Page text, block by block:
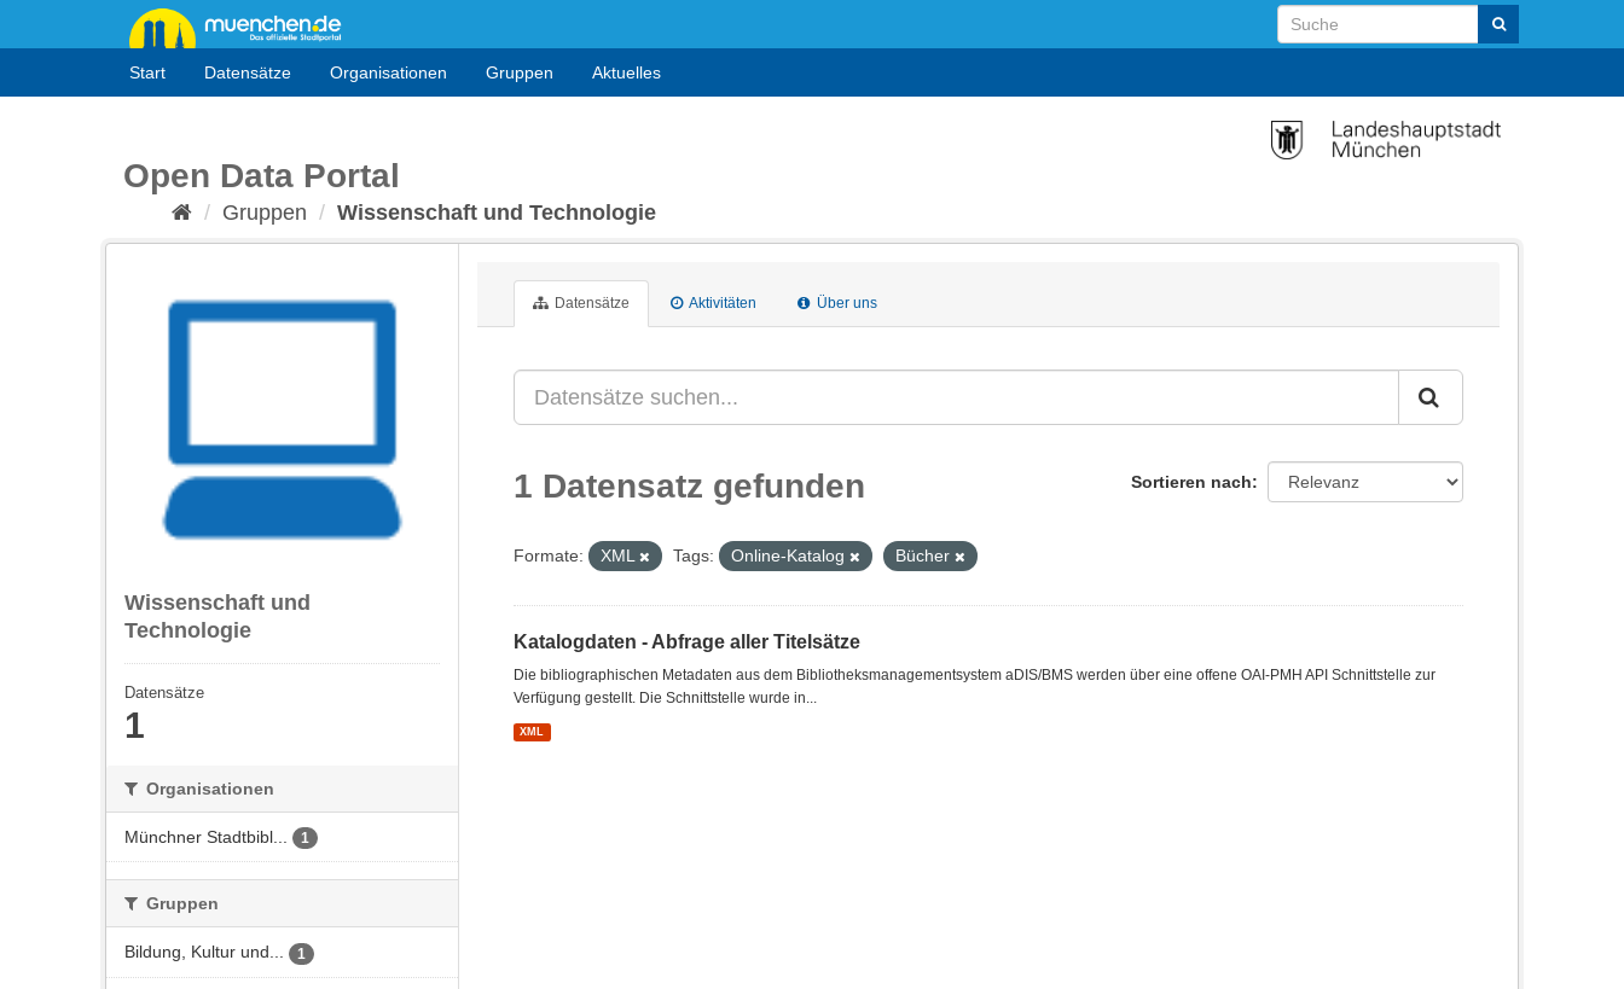
Start Datensätze Organisationen Gruppen Aktuelles
Open Data Portal
Gruppen Wissenschaft und Technologie
Wissenschaft und
Technologie
Datensätze
1
Organisationen
Münchner Stadtbibl... 1
Gruppen
Bildung, Kultur und... 1
Datensätze Aktivitäten Über uns
Sortieren nach
1 Datensatz gefunden
Formate: XML Tags: Online-Katalog Bücher
Katalogdaten - Abfrage aller Titelsätze
Die bibliographischen Metadaten aus dem Bibliotheksmanagementsystem aDIS/BMS werden über eine offene OAI-PMH API Schnittstelle zur
Verfügung gestellt. Die Schnittstelle wurde in...
XML